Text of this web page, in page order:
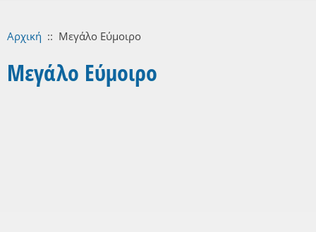
Αρχική :: Μεγάλο Εύμοιρο
Μεγάλο Εύμοιρο